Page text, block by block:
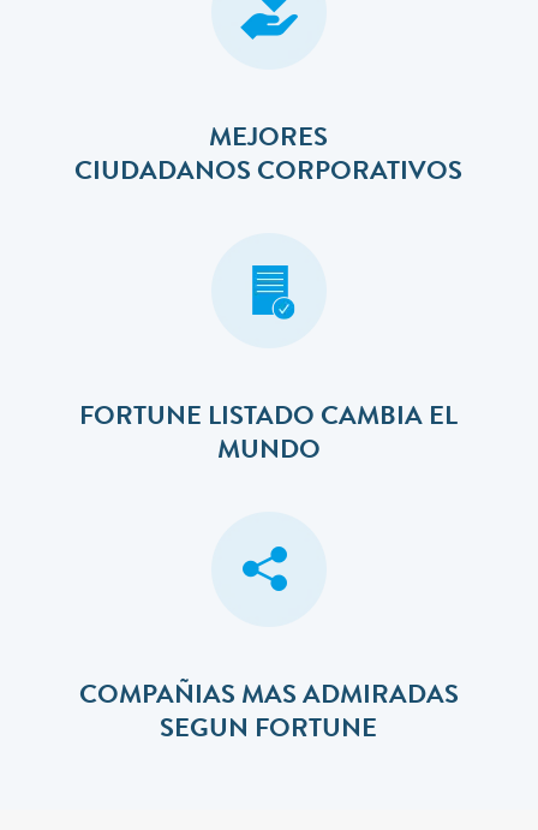
MEJORES
​​​​​​​CIUDADANOS CORPORATIVOS
FORTUNE LISTADO CAMBIA EL
MUNDO
COMPAÑIAS MAS ADMIRADAS
SEGUN FORTUNE